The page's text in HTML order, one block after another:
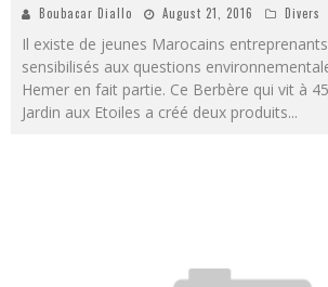
Boubacar Diallo August 21, 2016 Divers
Il existe de jeunes Marocains
sensibilisés aux questions
Hemer en fait partie. Ce Berbère qui vit à
Jardin aux Etoiles a créé deux produits...